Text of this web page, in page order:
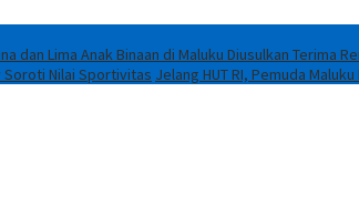
dan Lima Anak Binaan di Maluku Diusulkan Terima
Soroti Nilai Sportivitas Jelang HUT RI, Pemuda